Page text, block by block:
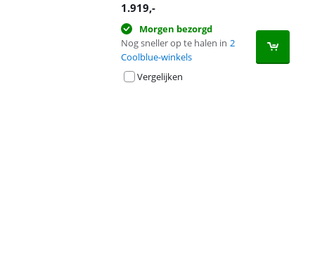
1.919,-
Morgen bezorgd
Nog sneller op te halen in 2
Coolblue-winkels
Vergelijken